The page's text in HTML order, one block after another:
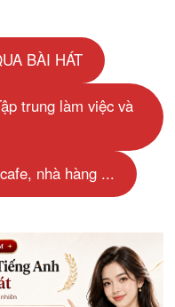
BÀI HÁT
trung làm việc và
nhà hàng ...